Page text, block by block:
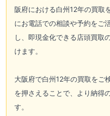
阪府における白州12年の買取
にお電話での相談や予約をご
し、即現金化できる店頭買取
けます。
大阪府で白州12年の買取をご
を押さえることで、より納得
す。